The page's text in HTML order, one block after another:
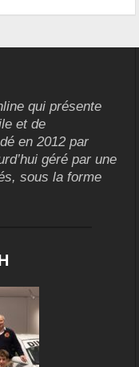
qui présente
et de
en 2012 par
géré par une
sous la forme